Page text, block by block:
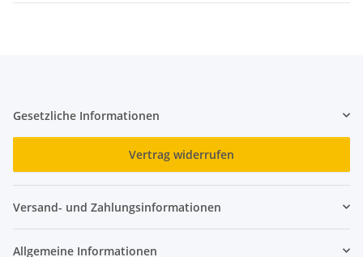
Gesetzliche Informationen
Vertrag widerrufen
Versand- und Zahlungsinformationen
Allgemeine Informationen